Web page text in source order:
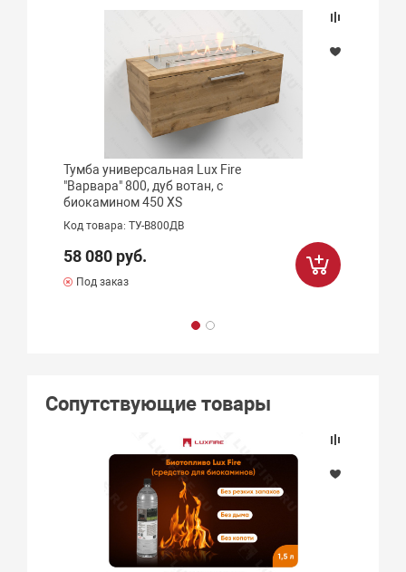
Тумба универсальная Lux Fire
"Варвара" 800, дуб вотан, с
биокамином 450 XS
Код товара: ТУ-В800ДВ
58 080 руб.
Под заказ
Сопутствующие товары